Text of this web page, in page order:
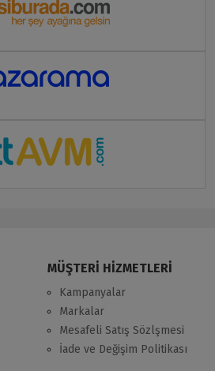
MÜŞTERİ HİZMETLERİ
Kampanyalar
Markalar
Mesafeli Satış Sözlşmesi
İade ve Değişim Politikası